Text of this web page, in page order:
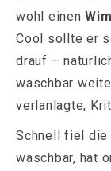
wohl einen
Cool sollte er
drauf –
waschbar
verlanlagte,
Schnell fiel die
waschbar, hat